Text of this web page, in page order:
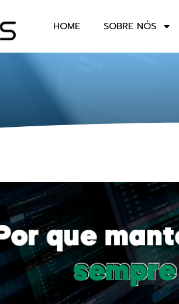
HOME SOBRE NÓS